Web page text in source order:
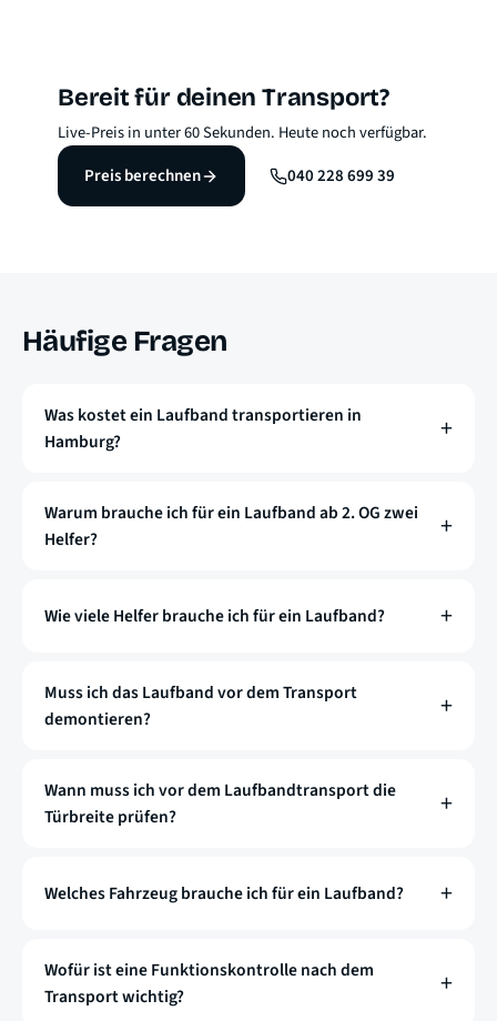
Bereit für deinen Transport?
Live-Preis in unter 60 Sekunden. Heute noch verfügbar.
Preis berechnen
040 228 699 39
Häufige Fragen
Was kostet ein Laufband transportieren in
Hamburg?
Warum brauche ich für ein Laufband ab 2. OG zwei
Helfer?
Wie viele Helfer brauche ich für ein Laufband?
Muss ich das Laufband vor dem Transport
demontieren?
Wann muss ich vor dem Laufbandtransport die
Türbreite prüfen?
Welches Fahrzeug brauche ich für ein Laufband?
Wofür ist eine Funktionskontrolle nach dem
Transport wichtig?